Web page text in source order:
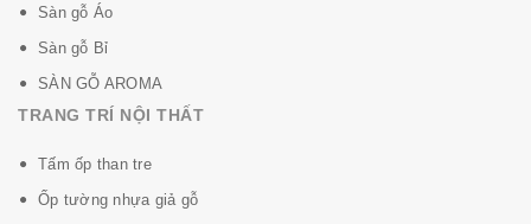
Sàn gỗ Áo
Sàn gỗ Bỉ
SÀN GỖ AROMA
TRANG TRÍ NỘI THẤT
Tấm ốp than tre
Ốp tường nhựa giả gỗ